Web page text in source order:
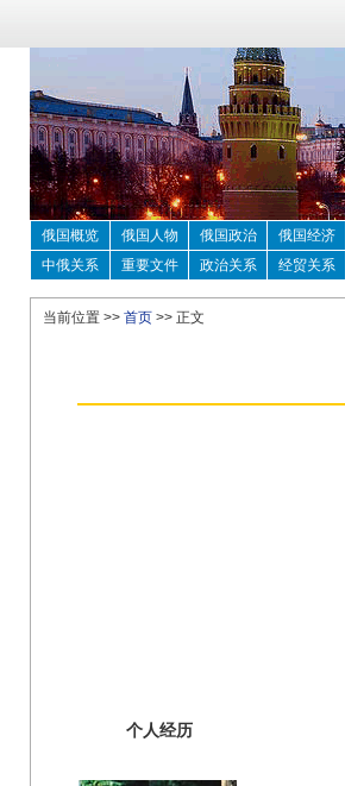
俄国概览 俄国人物 俄国政治 俄国经济
中俄关系
重要文件 政治关系 经贸关系
当前位置 >> 首页 >> 正文
个人经历